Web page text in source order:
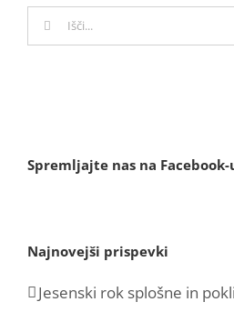
Search
for:
Spremljajte nas na Facebook-
Najnovejši prispevki
Jesenski rok splošne in